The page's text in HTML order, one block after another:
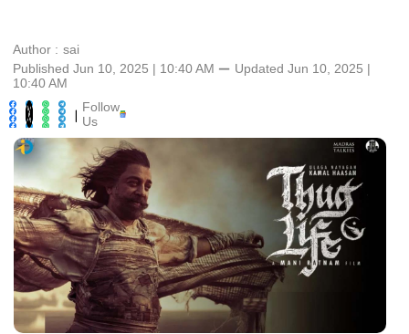
Author : sai
Published Jun 10, 2025 | 10:40 AM ⚊ Updated Jun 10, 2025 |
10:40 AM
| Follow
Us